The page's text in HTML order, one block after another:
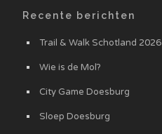
Recente berichten
Trail & Walk Schotland 2026
Wie is de Mol?
City Game Doesburg
Sloep Doesburg